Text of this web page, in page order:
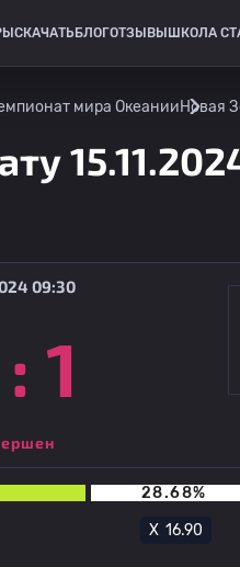
СКАЧАТЬ БЛОГОТЗЫВЫ ШКОЛА
мира ОкеанииНовая
09:30
: 1
28.68%
Х 16.90